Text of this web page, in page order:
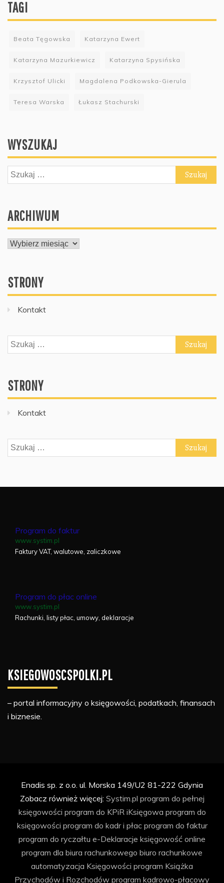
TAGI
Beata Tęgowska Katarzyna Ewert
Katarzyna Mazurkiewicz Katarzyna Spysińska
Krzysztof Ulicki Magdalena Podkowska-Gierula
Teresa Warska Łukasz Stachurski
WYSZUKAJ
Szukaj:
ARCHIWUM
ARCHIWUM
STRONY
Kontakt
Szukaj:
STRONY
Kontakt
Szukaj:
Program do faktur
www.systim.pl
Faktury VAT, walutowe, zaliczkowe
Program do płac online
www.systim.pl
Rachunki, listy płac, umowy, deklaracje
KSIEGOWOSCSPOLKI.PL
– portal informacyjny o księgowości, podatkach, finansach
i biznesie.
Enadis sp. z o.o. ul. Morska 149/U2 81-222 Gdynia
Zobacz również więcej: Systim.pl program do pełnej
księgowości program do KPiR iKsięgowa program do
księgowości program do kadr i płac program do faktur
program do ryczałtu e-Deklaracje księgowość online
program dla biura rachunkowego biuro rachunkowe
automatyzacja Księgowości program Książka
Przychodów i Rozchodów program kadrowo-płacowy